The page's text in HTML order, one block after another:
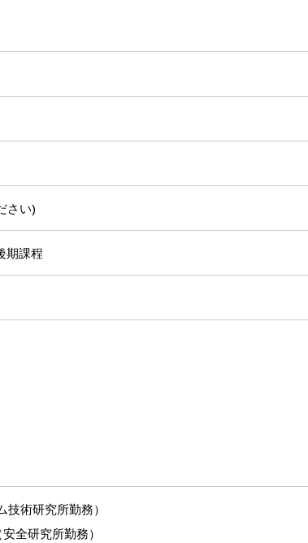
さい)
期課程
術研究所勤務）
全研究所勤務）